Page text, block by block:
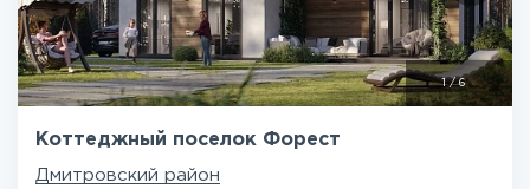
1/6
Коттеджный поселок Форест
Дмитровский район